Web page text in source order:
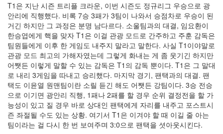
T1은 지난 시즌 트리플 크라운, 이번 시즌도 정규리그 우승으로 광
안리에 직행했다. 비록 7승 3패가 3팀이 나와서 승점차로 우승이 된
거긴 하지만 그 과정은 분명 남다르다. 소울팀과의 대결, 임요환이
한승엽에게 핵을 맞자 T1은 이걸 관광 모드로 간주하고 주훈 감독은
팀원들에게 이후 한 게임도 내주지 말라고 말한다. 사실 T1이야말로
관광 모드 최고의 가해자였는데 그렇게 화내는 게 좀 웃기긴 하지만
어쨋든 이렇게 말할 수 있는 감독은 T1의 감독 뿐이다. T1은 그 말대
로 내리 3게임을 따내고 승리했다. 마지막 경기, 팬택과의 대결. 팬
택도 이윤열 원맨팀이란 소릴 듣긴 해도 어쨋든 강팀이다. 3승 전승
으로 이기면 광안리 직행, 1패나 2패를 할 경우 순위 결정전을 할 가
능성이 있고 질 경우 바로 상대인 팬택에게 자리를 내주고 포스트시
즌 좌절될 수도 있는 상황. 여기서 T1은 이겨야 할 때 이길 줄 아는
팀이라는 걸 다시 한 번 보여주며 3:0으로 팬택을 셧아웃시킨다.